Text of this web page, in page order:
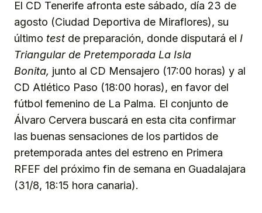
El CD Tenerife afronta este sábado, día 23 de
agosto (Ciudad Deportiva de Miraflores), su
último test de preparación, donde disputará el I
Triangular de Pretemporada La Isla
Bonita, junto al CD Mensajero (17:00 horas) y al
CD Atlético Paso (18:00 horas), en favor del
fútbol femenino de La Palma. El conjunto de
Álvaro Cervera buscará en esta cita confirmar
las buenas sensaciones de los partidos de
pretemporada antes del estreno en Primera
RFEF del próximo fin de semana en Guadalajara
(31/8, 18:15 hora canaria).